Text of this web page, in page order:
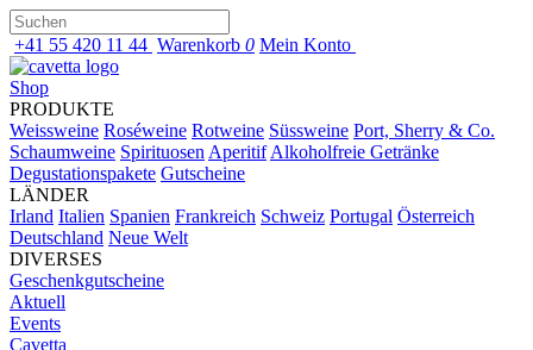
+41 55 420 11 44 Warenkorb 0 Mein Konto
Shop
PRODUKTE
Weissweine Roséweine Rotweine Süssweine Port, Sherry & Co.
Schaumweine Spirituosen Aperitif Alkoholfreie Getränke
Degustationspakete Gutscheine
LÄNDER
Irland Italien Spanien Frankreich Schweiz Portugal Österreich
Deutschland Neue Welt
DIVERSES
Geschenkgutscheine
Aktuell
Events
Cavetta